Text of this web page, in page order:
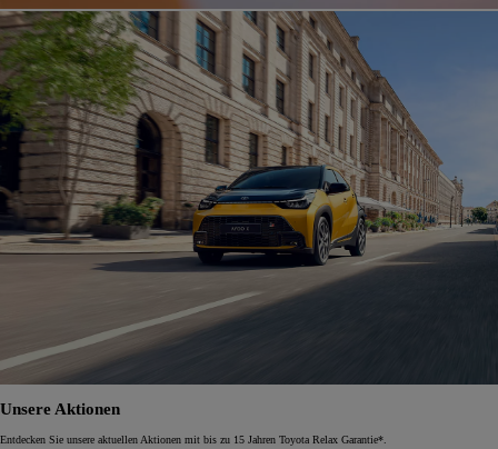
Unsere Aktionen
Entdecken Sie unsere aktuellen Aktionen mit bis zu 15 Jahren Toyota Relax Garantie*.